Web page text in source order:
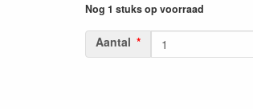
Nog 1 stuks op voorraad
Aantal